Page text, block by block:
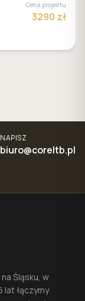
Cena projektu
3290 zł
NAPISZ
biuro@coreltb.pl
Śląsku, w
lat łączymy